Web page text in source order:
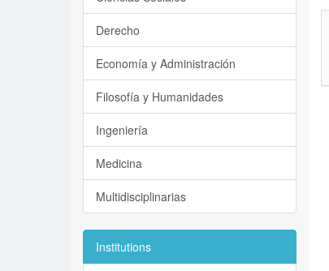
Derecho
Economía y Administración
Filosofía y Humanidades
Ingeniería
Medicina
Multidisciplinarias
Institutions